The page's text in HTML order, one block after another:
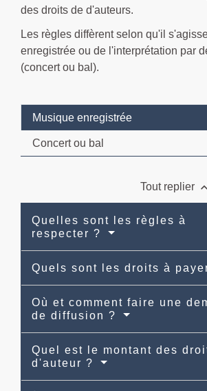
des droits de d'auteurs.
Les règles diffèrent selon qu'il
enregistrée ou de l'interprétation par
(concert ou bal).
Musique enregistrée
Concert ou bal
Tout replier keyboard_arrow_up
Quelles sont les règles à
respecter ?
Quels sont les droits à
Où et comment faire une
de diffusion ?
Quel est le montant des
d'auteur ?